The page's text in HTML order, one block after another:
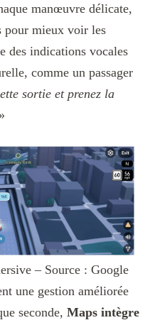
manœuvre délicate,
pour mieux voir les
des indications vocales
comme un passager
sortie et prenez la
»
– Source : Google
une gestion améliorée
seconde, Maps intègre